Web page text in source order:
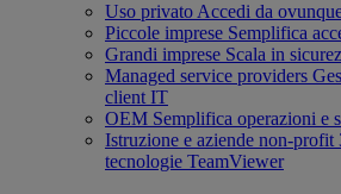
Uso privato Accedi da
Piccole imprese Semplifica
Grandi imprese Scala in
Managed service providers
client IT
OEM Semplifica operazioni e
Istruzione e aziende non-profit
tecnologie TeamViewer